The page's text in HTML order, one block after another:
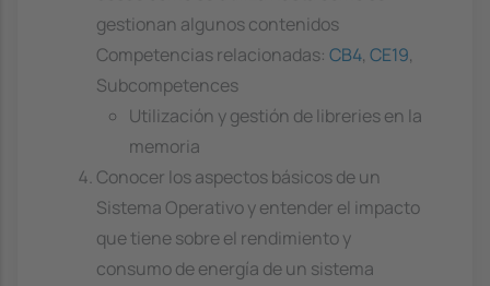
gestionan algunos contenidos
Competencias relacionadas: CB4, CE19,
Subcompetences
Utilización y gestión de libreries en la
memoria
Conocer los aspectos básicos de un
Sistema Operativo y entender el impacto
que tiene sobre el rendimiento y
consumo de energía de un sistema